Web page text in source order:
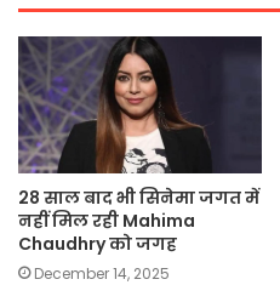
28 साल बाद भी सिनेमा जगत में
नहीं मिल रही Mahima
Chaudhry को जगह
December 14, 2025